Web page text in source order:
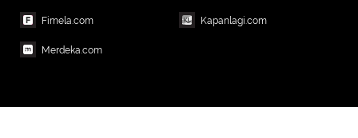
Fimela.com Kapanlagi.com
Merdeka.com